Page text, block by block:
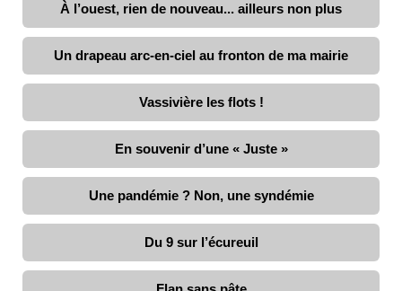
À l’ouest, rien de nouveau... ailleurs non plus
Un drapeau arc-en-ciel au fronton de ma mairie
Vassivière les flots !
En souvenir d’une « Juste »
Une pandémie ? Non, une syndémie
Du 9 sur l’écureuil